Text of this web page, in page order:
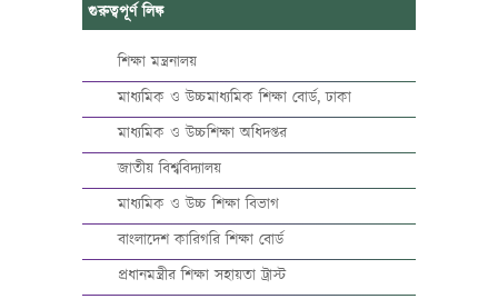
গুরুত্বপূর্ণ লিঙ্ক
শিক্ষা মন্ত্রনালয়
মাধ্যমিক ও উচ্চমাধ্যমিক শিক্ষা বোর্ড, ঢাকা
মাধ্যমিক ও উচ্চশিক্ষা অধিদপ্তর
জাতীয় বিশ্ববিদ্যালয়
মাধ্যমিক ও উচ্চ শিক্ষা বিভাগ
বাংলাদেশ কারিগরি শিক্ষা বোর্ড
প্রধানমন্ত্রীর শিক্ষা সহায়তা ট্রাস্ট